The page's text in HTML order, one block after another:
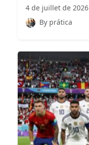
4 de juillet de 2026
By prática